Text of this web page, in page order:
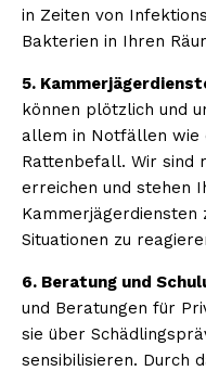
in Zeiten von
Bakterien in Ihren
5.
können plötzlich und
allem in Notfällen wie
Rattenbefall. Wir sind
erreichen und stehen
Kammerjägerdiensten
Situationen zu
6. Beratung und
und Beratungen für
sie über
sensibilisieren. Durch